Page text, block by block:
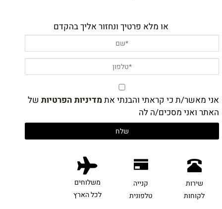
או מלא פרטיך ונחזור אליך בהקדם
אני מאשר/ת כי קראתי והבנתי אתמדיניות הפרטיות של
האתר ואני מסכים/ה לה
שירות
לקוחות
קנייה
טלפונית
משלוחים
לכל הארץ